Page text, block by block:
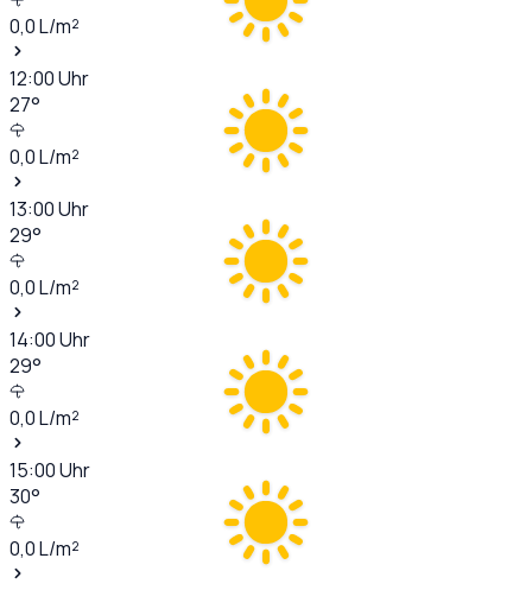
0,0L/m²
12:00Uhr
27°
0,0L/m²
13:00Uhr
29°
0,0L/m²
14:00Uhr
29°
0,0L/m²
15:00Uhr
30°
0,0L/m²